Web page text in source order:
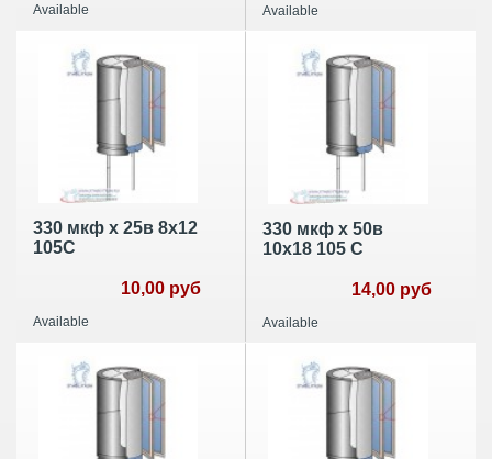
Available Available
330 мкф х 25в 8х12
105С
10,00 руб
Available
330 мкф х 50в
10х18 105 С
14,00 руб
Available